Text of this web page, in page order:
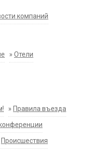
компаний
» Отели
» Правила въезда
Происшествия